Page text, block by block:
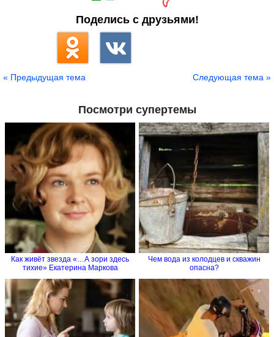
Поделись с друзьями!
« Предыдущая тема Следующая тема »
Посмотри супертемы
Как живёт звезда «…А зори здесь
тихие» Екатерина Маркова
Чем вода из колодцев и скважин
опасна?